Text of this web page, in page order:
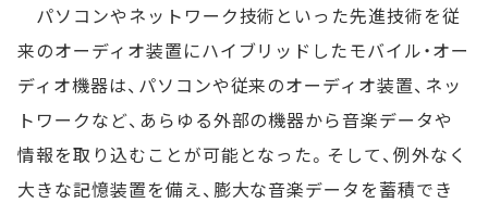
パソコンやネットワーク技術といった先進技術を従
来のオーディオ装置にハイブリッドしたモバイル・オー
ディオ機器は、パソコンや従来のオーディオ装置、ネッ
トワークなど、あらゆる外部の機器から音楽データや
情報を取り込むことが可能となった。そして、例外なく
大きな記憶装置を備え、膨大な音楽データを蓄積でき